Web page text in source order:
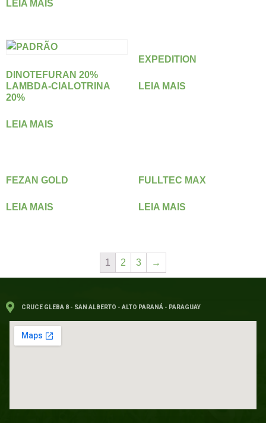
LEIA MAIS
DINOTEFURAN 20%
LAMBDA-CIALOTRINA
20%
LEIA MAIS
EXPEDITION
LEIA MAIS
FEZAN GOLD
LEIA MAIS
FULLTEC MAX
LEIA MAIS
1 2 3 →
CRUCE GLEBA 8 - SAN ALBERTO - ALTO PARANÁ - PARAGUAY